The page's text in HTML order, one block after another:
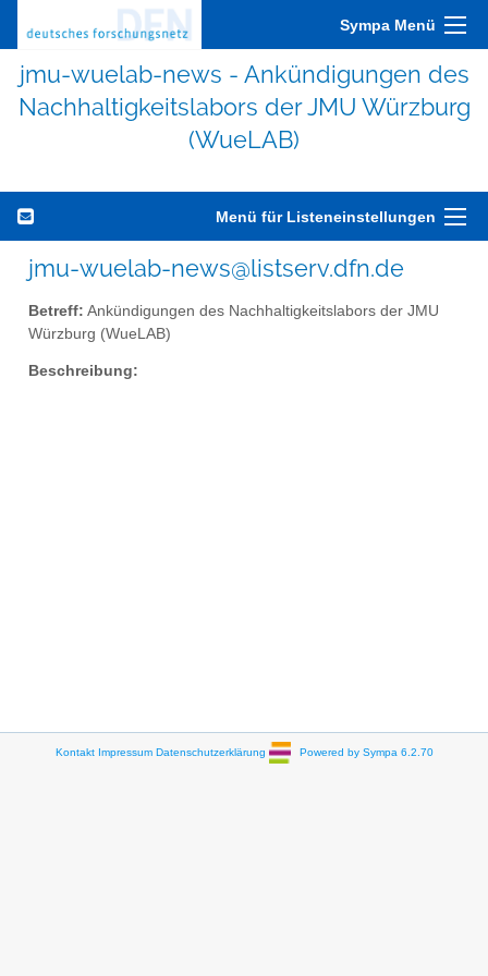
Sympa Menü
jmu-wuelab-news - Ankündigungen des
Nachhaltigkeitslabors der JMU Würzburg
(WueLAB)
Menü für Listeneinstellungen
jmu-wuelab-news@listserv.dfn.de
Betreff: Ankündigungen des Nachhaltigkeitslabors der JMU
Würzburg (WueLAB)
Beschreibung:
Kontakt Impressum Datenschutzerklärung Powered by Sympa 6.2.70